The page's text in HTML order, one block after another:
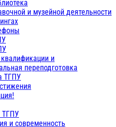
и музейной деятельности
и
переподготовка
ТГПУ
ТГПУ
и современность